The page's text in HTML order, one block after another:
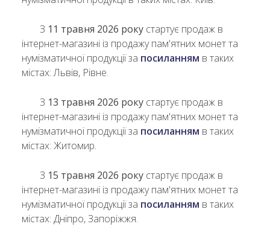
З 11 травня 2026 року стартує продаж в
інтернет-магазині із продажу пам'ятних монет та
нумізматичної продукції за посиланням в таких
містах: Львів, Рівне.
З 13 травня 2026 року стартує продаж в
інтернет-магазині із продажу пам'ятних монет та
нумізматичної продукції за посиланням в таких
містах: Житомир.
З 15 травня 2026 року стартує продаж в
інтернет-магазині із продажу пам'ятних монет та
нумізматичної продукції за посиланням в таких
містах: Дніпро, Запоріжжя.